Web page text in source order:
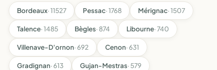
Bordeaux· 11527 Pessac· 1768 Mérignac· 1507
Talence· 1485 Bègles· 874 Libourne· 740
Villenave-D'ornon· 692 Cenon· 631
Gradignan· 613 Gujan-Mestras· 579